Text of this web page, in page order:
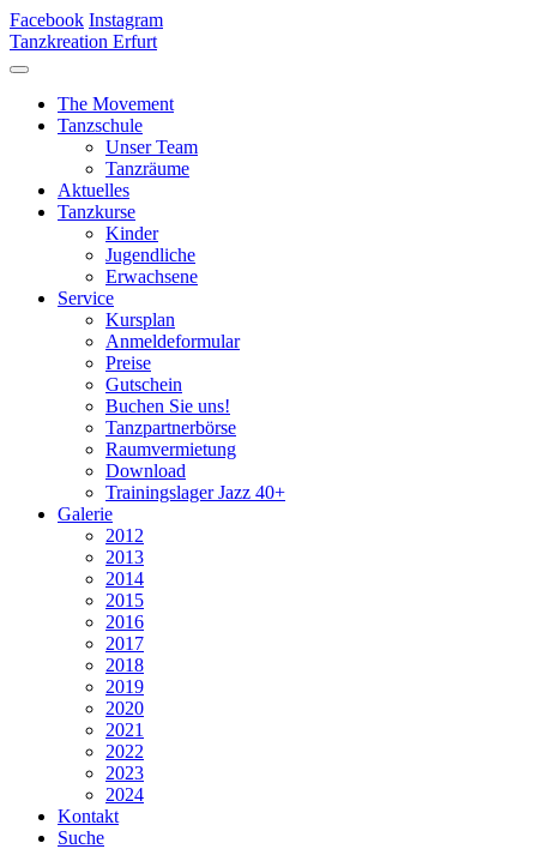
Facebook Instagram
Tanzkreation Erfurt
The Movement
Tanzschule
Unser Team
Tanzräume
Aktuelles
Tanzkurse
Kinder
Jugendliche
Erwachsene
Service
Kursplan
Anmeldeformular
Preise
Gutschein
Buchen Sie uns!
Tanzpartnerbörse
Raumvermietung
Download
Trainingslager Jazz 40+
Galerie
2012
2013
2014
2015
2016
2017
2018
2019
2020
2021
2022
2023
2024
Kontakt
Suche